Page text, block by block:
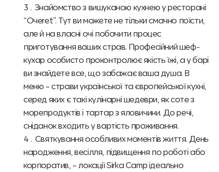
Знайомство з вишуканою кухнею у ресторані
“Очеret”. Тут ви можете не тільки смачно поїсти,
але й на власні очі побачити процес
приготування ваших страв. Професійний шеф-
кухар особисто проконтролює якість їжі, а у барі
ви знайдете все, що забажає ваша душа. В
меню – страви української та європейської кухні,
серед яких є такі кулінарні шедеври, як соте з
морепродуктів і тартар з яловичини. До речі,
сніданок входить у вартість проживання.
Святкування особливих моментів життя. День
народження, весілля, підвищення по роботі або
корпоратив, – локації Sirka Camp ідеально